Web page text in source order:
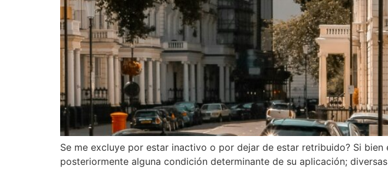
Se me excluye por estar inactivo o por dejar de estar retribuido? Si
posteriormente alguna condición determinante de su aplicación;